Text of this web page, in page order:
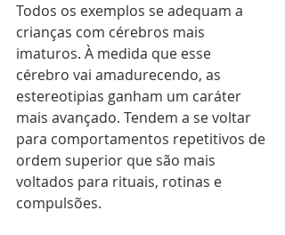
Todos os exemplos se adequam a
crianças com cérebros mais
imaturos. À medida que esse
cérebro vai amadurecendo, as
estereotipias ganham um caráter
mais avançado. Tendem a se voltar
para comportamentos repetitivos de
ordem superior que são mais
voltados para rituais, rotinas e
compulsões.